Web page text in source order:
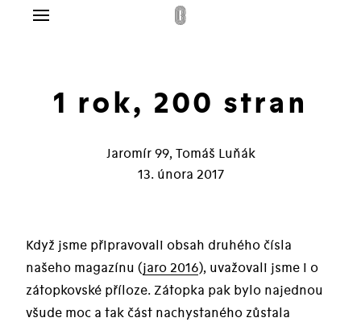
Menu
1 rok, 200 stran
Jaromír 99, Tomáš Luňák
13. února 2017
Když jsme připravovali obsah druhého čísla
našeho magazínu (jaro 2016), uvažovali jsme i o
zátopkovské příloze. Zátopka pak bylo najednou
všude moc a tak část nachystaného zůstala